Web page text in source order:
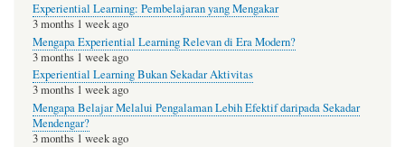
Experiential Learning: Pembelajaran yang Mengakar
3 months 1 week ago
Mengapa Experiential Learning Relevan di Era Modern?
3 months 1 week ago
Experiential Learning Bukan Sekadar Aktivitas
3 months 1 week ago
Mengapa Belajar Melalui Pengalaman Lebih Efektif daripada Sekadar
Mendengar?
3 months 1 week ago